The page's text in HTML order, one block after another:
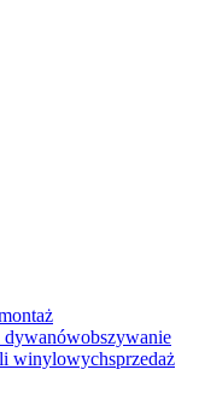
dywanówobszywanie
winylowychsprzedaż